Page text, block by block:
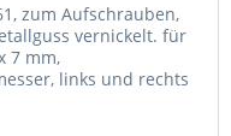
zum Aufschrauben,
vernickelt. für
7 mm,
links und rechts